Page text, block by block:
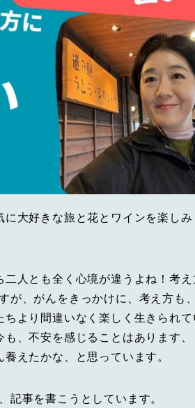
大好きな旅と花とワインを楽しみ
人とも全く心境が違うよね！考え
が、がんをきっかけに、考え方も
より間違いなく楽しく生きられて
、不安を感じることはあります、
えたかな、と思っています。
記事を書こうとしています。